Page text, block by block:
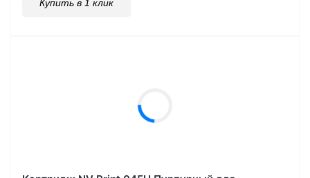
Купить в 1 клик